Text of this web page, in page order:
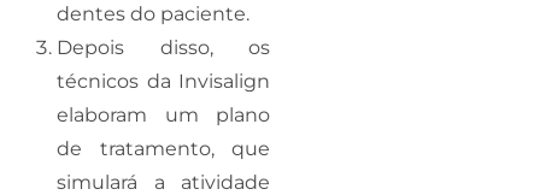
dentes do paciente.
Depois disso, os
técnicos da Invisalign
elaboram um plano
de tratamento, que
simulará a atividade